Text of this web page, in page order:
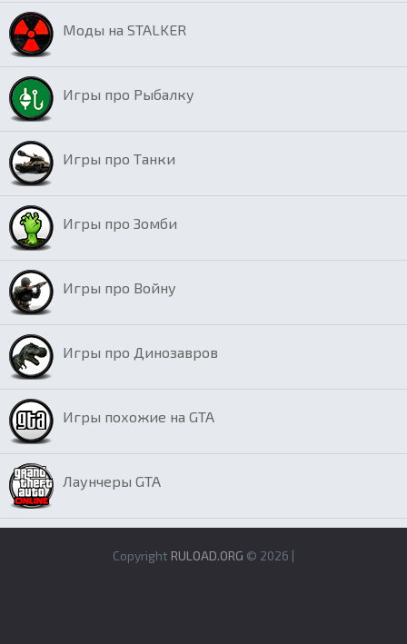
Моды на STALKER
Игры про Рыбалку
Игры про Танки
Игры про Зомби
Игры про Войну
Игры про Динозавров
Игры похожие на GTA
Лаунчеры GTA
Copyright RULOAD.ORG © 2026 |